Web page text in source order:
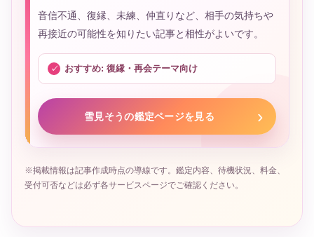
音信不通、復縁、未練、仲直りなど、相手の気持ちや
再接近の可能性を知りたい記事と相性がよいです。
おすすめ: 復縁・再会テーマ向け
雪見そうの鑑定ページを見る
※掲載情報は記事作成時点の導線です。鑑定内容、待機状況、料金、
受付可否などは必ず各サービスページでご確認ください。